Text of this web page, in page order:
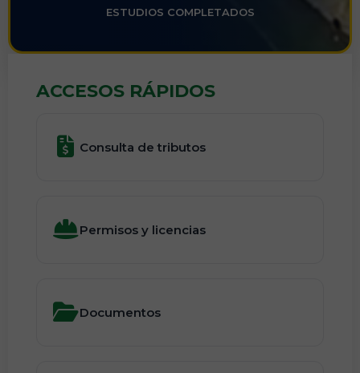
ESTUDIOS COMPLETADOS
ACCESOS RÁPIDOS
Consulta de tributos
Permisos y licencias
Documentos